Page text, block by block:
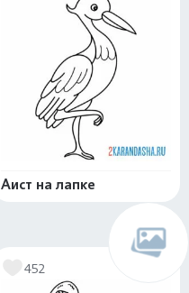
Аист на лапке
452